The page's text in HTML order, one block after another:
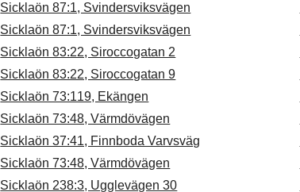
Sicklaön 87:1, Svindersviksvägen
Sicklaön 87:1, Svindersviksvägen
Sicklaön 83:22, Siroccogatan 2
Sicklaön 83:22, Siroccogatan 9
Sicklaön 73:119, Ekängen
Sicklaön 73:48, Värmdövägen
Sicklaön 37:41, Finnboda Varvsväg
Sicklaön 73:48, Värmdövägen
Sicklaön 238:3, Ugglevägen 30